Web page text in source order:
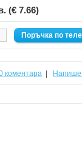
(€ 7.66)
Поръчка по
коментара